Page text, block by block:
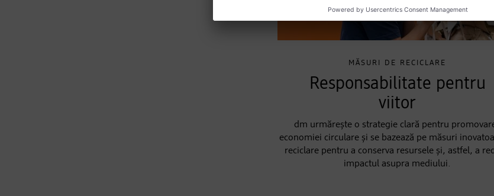
MĂSURI DE RECICLARE
Responsabilitate pentru
viitor
dm urmărește o strategie clară pentru
economiei circulare și se bazează pe măsuri
reciclare pentru a conserva resursele și, astfel, a
impactul asupra mediului.